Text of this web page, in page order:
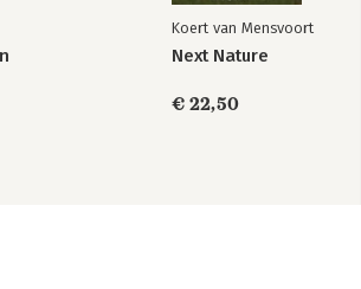
Koert van Mensvoort
Next Nature
€ 22,50